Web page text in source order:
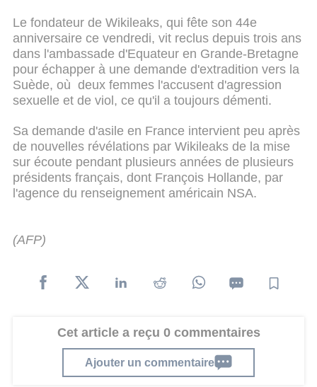
Le fondateur de Wikileaks, qui fête son 44e
anniversaire ce vendredi, vit reclus depuis trois ans
dans l'ambassade d'Equateur en Grande-Bretagne
pour échapper à une demande d'extradition vers la
Suède, où deux femmes l'accusent d'agression
sexuelle et de viol, ce qu'il a toujours démenti.
Sa demande d'asile en France intervient peu après
de nouvelles révélations par Wikileaks de la mise
sur écoute pendant plusieurs années de plusieurs
présidents français, dont François Hollande, par
l'agence du renseignement américain NSA.
(AFP)
Cet article a reçu 0 commentaires
Ajouter un commentaire